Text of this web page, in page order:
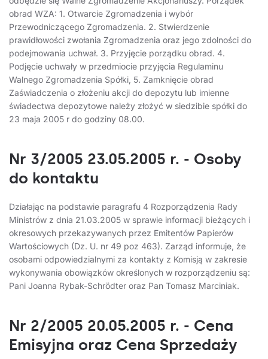
obrad WZA: 1. Otwarcie Zgromadzenia i wybór
Przewodniczącego Zgromadzenia. 2. Stwierdzenie
prawidłowości zwołania Zgromadzenia oraz jego zdolności do
podejmowania uchwał. 3. Przyjęcie porządku obrad. 4.
Podjęcie uchwały w przedmiocie przyjęcia Regulaminu
Walnego Zgromadzenia Spółki, 5. Zamknięcie obrad
Zaświadczenia o złożeniu akcji do depozytu lub imienne
świadectwa depozytowe należy złożyć w siedzibie spółki do
23 maja 2005 r do godziny 08.00.
Nr 3/2005 23.05.2005 r. - Osoby
do kontaktu
Działając na podstawie paragrafu 4 Rozporządzenia Rady
Ministrów z dnia 21.03.2005 w sprawie informacji bieżących i
okresowych przekazywanych przez Emitentów Papierów
Wartościowych (Dz. U. nr 49 poz 463). Zarząd informuje, że
osobami odpowiedzialnymi za kontakty z Komisją w zakresie
wykonywania obowiązków określonych w rozporządzeniu są:
Pani Joanna Rybak-Schrödter oraz Pan Tomasz Marciniak.
Nr 2/2005 20.05.2005 r. - Cena
Emisyjna oraz Cena Sprzedaży